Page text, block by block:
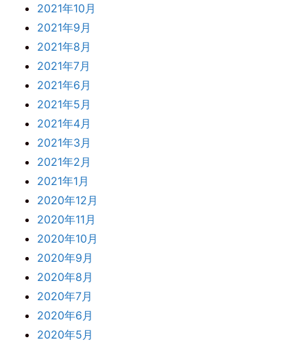
2021年10月
2021年9月
2021年8月
2021年7月
2021年6月
2021年5月
2021年4月
2021年3月
2021年2月
2021年1月
2020年12月
2020年11月
2020年10月
2020年9月
2020年8月
2020年7月
2020年6月
2020年5月